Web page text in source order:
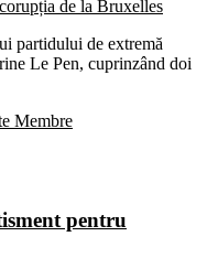
partidului de extremă
Le Pen, cuprinzând doi
Membre
pentru